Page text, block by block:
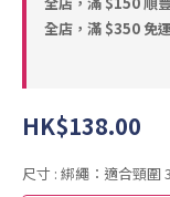
全店，滿 $350 免
HK$138.00
尺寸 : 綁繩：適合頸圍